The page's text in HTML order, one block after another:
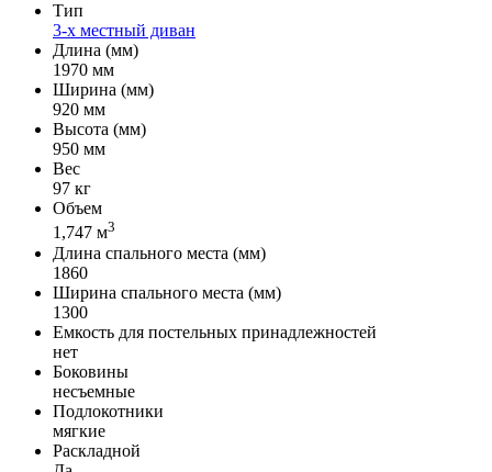
Тип
3-х местный диван
Длина (мм)
1970 мм
Ширина (мм)
920 мм
Высота (мм)
950 мм
Вес
97 кг
Объем
1,747 м3
Длина спального места (мм)
1860
Ширина спального места (мм)
1300
Емкость для постельных принадлежностей
нет
Боковины
несъемные
Подлокотники
мягкие
Раскладной